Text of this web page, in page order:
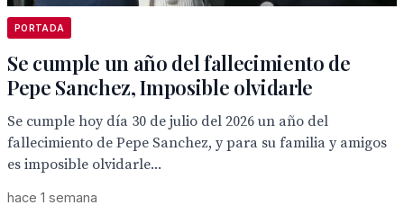
PORTADA
Se cumple un año del fallecimiento de
Pepe Sanchez, Imposible olvidarle
Se cumple hoy día 30 de julio del 2026 un año del
fallecimiento de Pepe Sanchez, y para su familia y amigos
es imposible olvidarle...
hace 1 semana